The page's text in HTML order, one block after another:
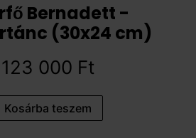
Bernadett -
(30x24 cm)
123 000 Ft
Kosárba teszem